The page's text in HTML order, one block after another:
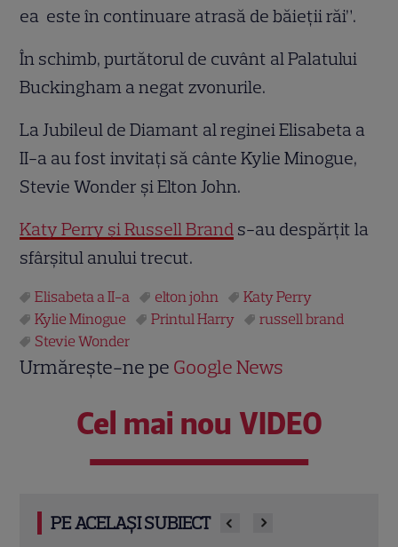
ea este în continuare atrasă de băieţii răi”.
În schimb, purtătorul de cuvânt al Palatului
Buckingham a negat zvonurile.
La Jubileul de Diamant al reginei Elisabeta a
II-a au fost invitaţi să cânte Kylie Minogue,
Stevie Wonder şi Elton John.
Katy Perry şi Russell Brand s-au despărţit la
sfârşitul anului trecut.
Elisabeta a II-a elton john
Katy Perry
Kylie Minogue
Printul Harry
russell brand
Stevie Wonder
Urmărește-ne pe Google News
Cel mai nou VIDEO
PE ACELAȘI SUBIECT